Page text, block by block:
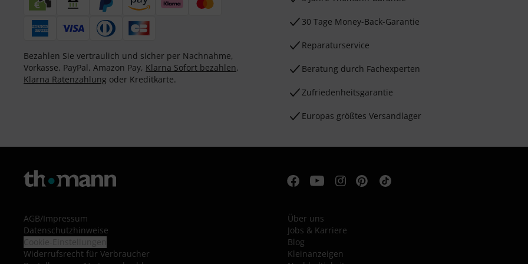
Bezahlen Sie vertraulich und sicher per Nachnahme,
Vorkasse, PayPal, Amazon Pay, Klarna Sofort bezahlen,
Klarna Ratenzahlung oder Kreditkarte.
30 Tage Money-Back-Garantie
Reparaturservice
Beratung durch Fachexperten
Zufriedenheitsgarantie
Europas größtes Versandlager
AGB/Impressum
Datenschutzhinweise
Widerrufsrecht für Verbraucher
Über uns
Jobs & Karriere
Blog
Kleinanzeigen